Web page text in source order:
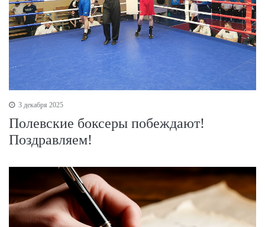
3 декабря 2025
Полевские боксеры побеждают!
Поздравляем!